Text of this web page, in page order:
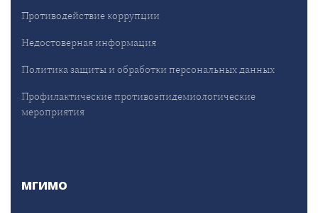
Противодействие коррупции
Недостоверная информация
Политика защиты и обработки персональных данных
Профилактические противоэпидемиологические
мероприятия
МГИМО